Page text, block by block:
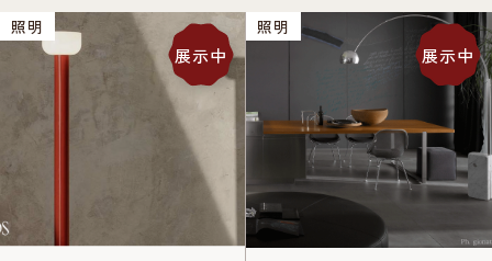
照明
展示中
照明
展示中